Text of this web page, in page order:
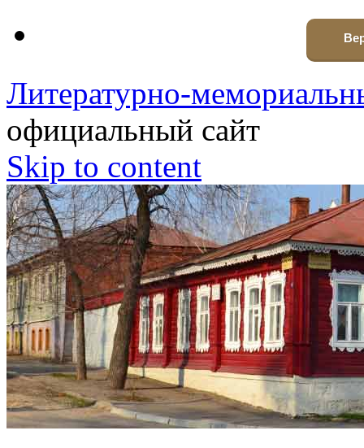
Литературно-
официальный сайт
Skip to content